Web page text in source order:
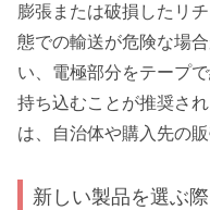
膨張または破損したリ
態での輸送が危険な場
い、電極部分をテープ
持ち込むことが推奨さ
は、自治体や購入先の
新しい製品を選ぶ